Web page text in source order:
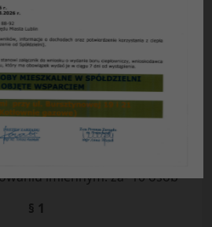
nr 12/26/27/2012
Nieruchomości Osiedla
„Błonie”
25.10.2012r
Nieruchomości Osiedla
podstawie § 103b Statutu
imiennym: za- 10 osób
§ 1